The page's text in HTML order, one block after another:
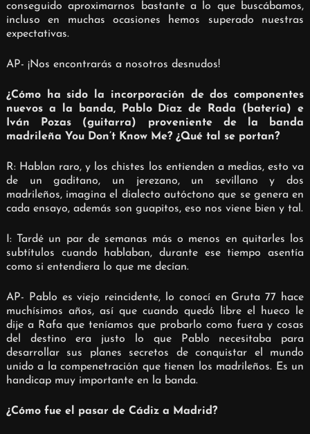
conseguido aproximarnos bastante a lo que buscábamos,
incluso en muchas ocasiones hemos superado nuestras
expectativas.
AP- ¡Nos encontrarás a nosotros desnudos!
¿Cómo ha sido la incorporación de dos componentes
nuevos a la banda, Pablo Díaz de Rada (batería) e
Iván Pozas (guitarra) proveniente de la banda
madrileña You Don’t Know Me? ¿Qué tal se portan?
R: Hablan raro, y los chistes los entienden a medias, esto va
de un gaditano, un jerezano, un sevillano y dos
madrileños, imagina el dialecto autóctono que se genera en
cada ensayo, además son guapitos, eso nos viene bien y tal.
I: Tardé un par de semanas más o menos en quitarles los
subtítulos cuando hablaban, durante ese tiempo asentía
como si entendiera lo que me decían.
AP- Pablo es viejo reincidente, lo conocí en Gruta 77 hace
muchísimos años, así que cuando quedó libre el hueco le
dije a Rafa que teníamos que probarlo como fuera y cosas
del destino era justo lo que Pablo necesitaba para
desarrollar sus planes secretos de conquistar el mundo
unido a la compenetración que tienen los madrileños. Es un
handicap muy importante en la banda.
¿Cómo fue el pasar de Cádiz a Madrid?